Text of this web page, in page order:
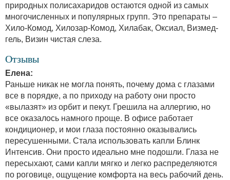
природных полисахаридов остаются одной из самых
многочисленных и популярных групп. Это препараты –
Хило-Комод, Хилозар-Комод, Хилабак, Оксиал, Визмед-
гель, Визин чистая слеза.
Отзывы
Елена:
Раньше никак не могла понять, почему дома с глазами
все в порядке, а по приходу на работу они просто
«вылазят» из орбит и пекут. Грешила на аллергию, но
все оказалось намного проще. В офисе работает
кондиционер, и мои глаза постоянно оказывались
пересушенными. Стала использовать капли Блинк
Интенсив. Они просто идеально мне подошли. Глаза не
пересыхают, сами капли мягко и легко распределяются
по роговице, ощущение комфорта на весь рабочий день.